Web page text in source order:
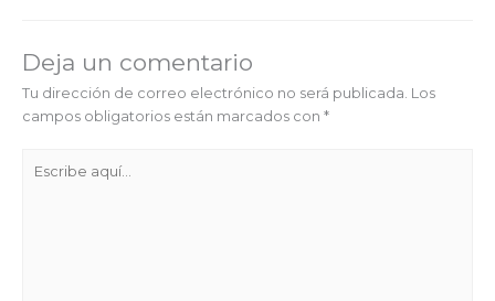
Deja un comentario
Tu dirección de correo electrónico no será publicada. Los
campos obligatorios están marcados con *
aquí...